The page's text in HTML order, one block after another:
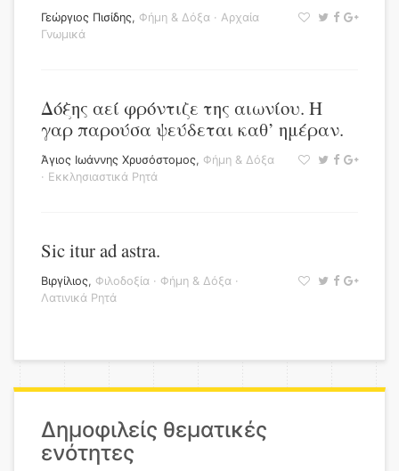
Γεώργιος Πισίδης, Φήμη & Δόξα · Αρχαία
Γνωμικά
Δόξης αεί φρόντιζε της αιωνίου. Η
γαρ παρούσα ψεύδεται καθ’ ημέραν.
Άγιος Ιωάννης Χρυσόστομος, Φήμη & Δόξα
· Εκκλησιαστικά Ρητά
Sic itur ad astra.
Βιργίλιος, Φιλοδοξία · Φήμη & Δόξα ·
Λατινικά Ρητά
Δημοφιλείς θεματικές
ενότητες